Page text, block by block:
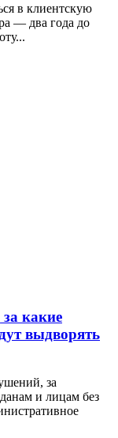
в клиентскую
— два года до
какие
выдворять
за
и лицам без